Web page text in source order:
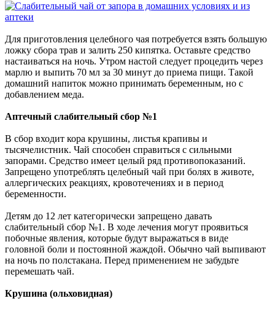
Для приготовления целебного чая потребуется взять большую
ложку сбора трав и залить 250 кипятка. Оставьте средство
настаиваться на ночь. Утром настой следует процедить через
марлю и выпить 70 мл за 30 минут до приема пищи. Такой
домашний напиток можно принимать беременным, но с
добавлением меда.
Аптечный слабительный сбор №1
В сбор входит кора крушины, листья крапивы и
тысячелистник. Чай способен справиться с сильными
запорами. Средство имеет целый ряд противопоказаний.
Запрещено употреблять целебный чай при болях в животе,
аллергических реакциях, кровотечениях и в период
беременности.
Детям до 12 лет категорически запрещено давать
слабительный сбор №1. В ходе лечения могут проявиться
побочные явления, которые будут выражаться в виде
головной боли и постоянной жаждой. Обычно чай выпивают
на ночь по полстакана. Перед применением не забудьте
перемешать чай.
Крушина (ольховидная)